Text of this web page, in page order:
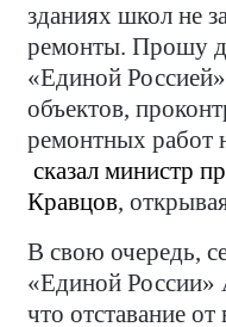
зданиях школ не
ремонты. Прошу
«Единой
объектов,
ремонтных работ
сказал министр
Кравцов,
В свою очередь,
«Единой России»
что отставание